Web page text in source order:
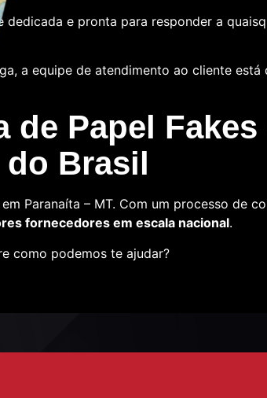
e pronta para responder a
a equipe de atendimento ao cliente
Papel
Brasil
Paranaíta – MT. Com um processo de
fornecedores em escala nacional.
como podemos te ajudar?